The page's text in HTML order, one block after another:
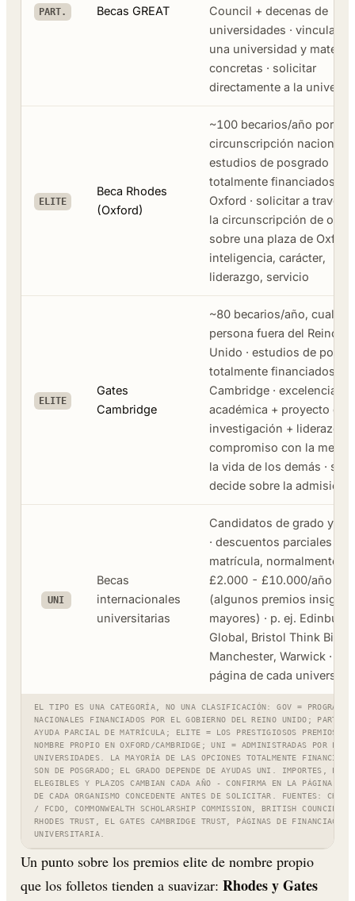
PART. Becas GREAT
Council + decenas de
universidades · vinculada
una universidad y materia
concretas · solicitar
directamente a la
ELITE
Beca Rhodes
(Oxford)
~100 becarios/año por
circunscripción nacional ·
estudios de posgrado
totalmente financiados en
Oxford · solicitar a través
la circunscripción de
sobre una plaza de Oxford
inteligencia, carácter,
liderazgo, servicio
ELITE
Gates
Cambridge
~80 becarios/año,
persona fuera del Reino
Unido · estudios de
totalmente financiados en
Cambridge · excelencia
académica + proyecto de
investigación + liderazgo
compromiso con la
la vida de los demás · se
decide sobre la admisión
UNI
Becas
internacionales
universitarias
Candidatos de grado y
· descuentos parciales de
matrícula, normalmente
£2.000 - £10.000/año
(algunos premios insignia
mayores) · p. ej.
Global, Bristol Think Big,
Manchester, Warwick ·
página de cada
EL TIPO ES UNA CATEGORÍA, NO UNA CLASIFICACIÓN: GOV = PROGRAMAS
NACIONALES FINANCIADOS POR EL GOBIERNO DEL REINO UNIDO; PART. =
AYUDA PARCIAL DE MATRÍCULA; ELITE = LOS PRESTIGIOSOS PREMIOS DE
NOMBRE PROPIO EN OXFORD/CAMBRIDGE; UNI = ADMINISTRADAS POR LAS
UNIVERSIDADES. LA MAYORÍA DE LAS OPCIONES TOTALMENTE
SON DE POSGRADO; EL GRADO DEPENDE DE AYUDAS UNI. IMPORTES,
ELEGIBLES Y PLAZOS CAMBIAN CADA AÑO - CONFIRMA EN LA PÁGINA
DE CADA ORGANISMO CONCEDENTE ANTES DE SOLICITAR. FUENTES:
/ FCDO, COMMONWEALTH SCHOLARSHIP COMMISSION, BRITISH COUNCIL,
RHODES TRUST, EL GATES CAMBRIDGE TRUST, PÁGINAS DE FINANCIACIÓN
UNIVERSITARIA.
Un punto sobre los premios elite de nombre propio
que los folletos tienden a suavizar: Rhodes y Gates